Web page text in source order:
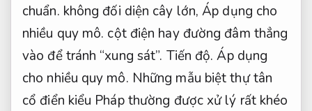
chuẩn. không đối diện cây lớn,Áp dụng cho
nhiều quy mô. cột điện hay đường đâm thẳng
vào để tránh “xung sát”. Tiến độ. Áp dụng
cho nhiều quy mô. Những mẫu biệt thự tân
cổ điển kiểu Pháp thường được xử lý rất khéo